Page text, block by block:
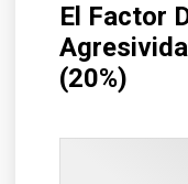
El Factor
(20%)